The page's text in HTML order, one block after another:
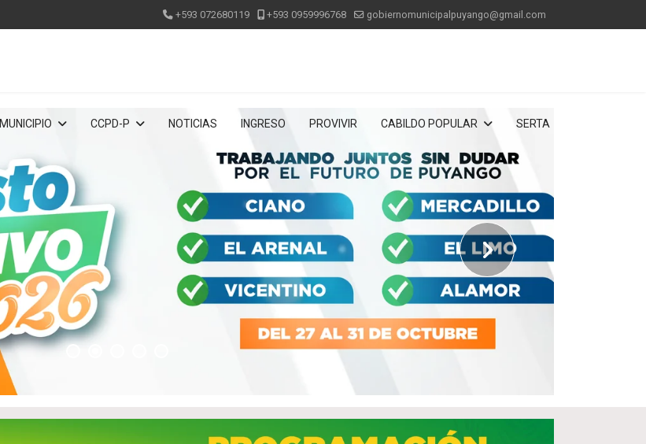
+593 072680119 +593 0959996768 gobiernomunicipalpuyango@gmail.com
MUNICIPIO CCPD-P NOTICIAS INGRESO PROVIVIR CABILDO POPULAR SERTA